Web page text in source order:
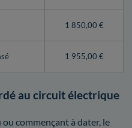
1 850,00 €
1 955,00 €
au circuit électrique
commençant à dater, le